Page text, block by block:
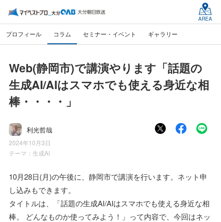
AREA
プロフィール コラム セミナー・イベント ギャラリー
Web(静岡市)で講演やります「話題の
生成AI/AIはスマホでも使える身近な相
棒・・・・」
利光哲哉
2024年10月3日
テーマ： 生成AI
10月28日(月)の午後に、静岡市で講演を行います。ネット申
し込みもできます。
タイトルは、「話題の生成AI/AIはスマホでも使える身近な相
棒。 どんなものか使ってみよう！」って内容で、今回はネッ